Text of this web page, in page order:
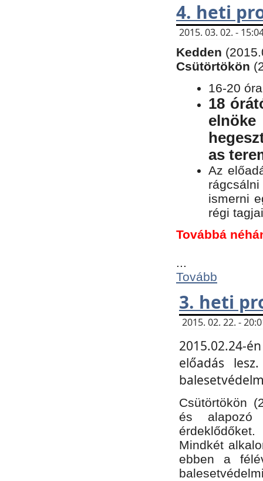
4. heti
2015. 03. 02. -
Kedden
Csütörtökön
16-20
18
as
Az
ismerni
régi
Továbbá
...
Tovább
3. heti
2015. 02. 22. -
2015.02.24-
előadás
Csütörtökön
és alapozó
érdeklődőket.
Mindkét
ebben a